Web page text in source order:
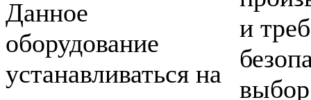
Данное
оборудование
устанавливаться на
и
выбор